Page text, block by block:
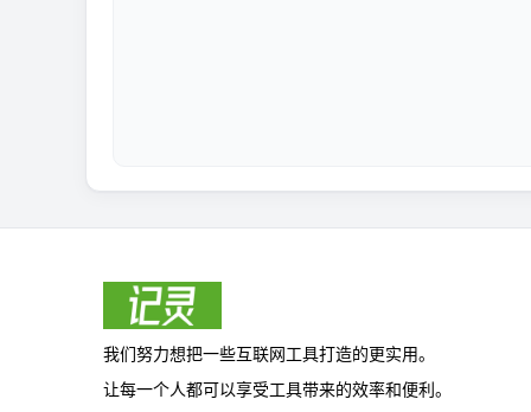
我们努力想把一些互联网工具打造的更实用。
让每一个人都可以享受工具带来的效率和便利。